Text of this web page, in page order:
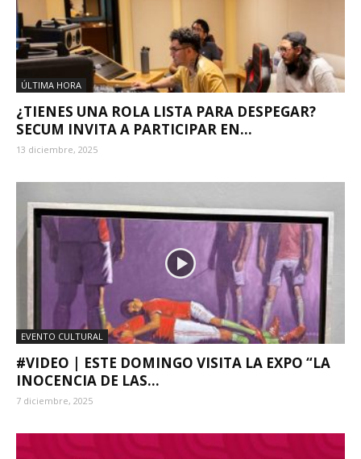
ÚLTIMA HORA
¿TIENES UNA ROLA LISTA PARA DESPEGAR?
SECUM INVITA A PARTICIPAR EN...
13 diciembre, 2025
EVENTO CULTURAL
#VIDEO | ESTE DOMINGO VISITA LA EXPO “LA
INOCENCIA DE LAS...
7 diciembre, 2025